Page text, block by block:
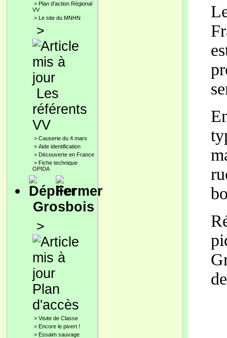
> Plan d'action Régional
VV
> Le site du MNHN
>
Les
référents
VV
> Causerie du 4 mars
> Aide identification
> Découverte en France
> Fiche technique
OPIDA
Grosbois
>
Plan
d'accès
> Visite de Classe
> Encore le pivert !
> Essaim sauvage